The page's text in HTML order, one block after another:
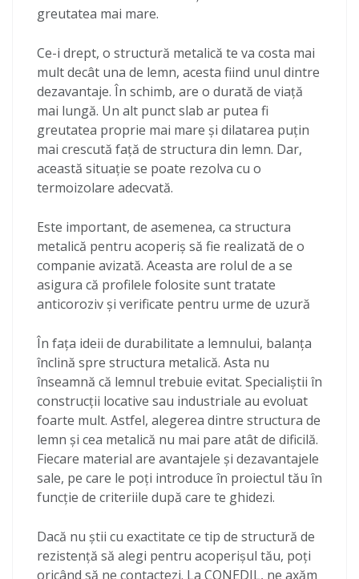
greutatea mai mare.
Ce-i drept, o structură metalică te va costa mai
mult decât una de lemn, acesta fiind unul dintre
dezavantaje. În schimb, are o durată de viață
mai lungă. Un alt punct slab ar putea fi
greutatea proprie mai mare și dilatarea puțin
mai crescută față de structura din lemn. Dar,
această situație se poate rezolva cu o
termoizolare adecvată.
Este important, de asemenea, ca structura
metalică pentru acoperiș să fie realizată de o
companie avizată. Aceasta are rolul de a se
asigura că profilele folosite sunt tratate
anticoroziv și verificate pentru urme de uzură
În fața ideii de durabilitate a lemnului, balanța
înclină spre structura metalică. Asta nu
înseamnă că lemnul trebuie evitat. Specialiștii în
construcții locative sau industriale au evoluat
foarte mult. Astfel, alegerea dintre structura de
lemn și cea metalică nu mai pare atât de dificilă.
Fiecare material are avantajele și dezavantajele
sale, pe care le poți introduce în proiectul tău în
funcție de criteriile după care te ghidezi.
Dacă nu știi cu exactitate ce tip de structură de
rezistență să alegi pentru acoperișul tău, poți
oricând să ne contactezi. La CONEDIL, ne axăm